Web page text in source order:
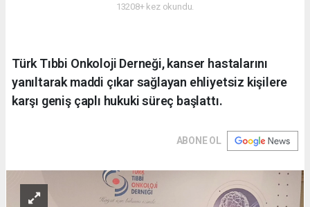
13208+ kez okundu.
Türk Tıbbi Onkoloji Derneği, kanser hastalarını
yanıltarak maddi çıkar sağlayan ehliyetsiz kişilere
karşı geniş çaplı hukuki süreç başlattı.
ABONE OL